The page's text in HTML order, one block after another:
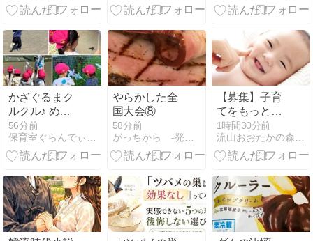
2026年11月1
定
かざぐるまク
ルクル♪ めん
こにも挑戦！
【だいち組(２
歳児）】
56分前
保育室ぐらんでぃーるのお話
やらかした全
国大会⑧
58分前
がっちから -発達障害の息子-
【募集】子育
てをもっと楽
しみたいママ
へ♡ベビーマ
ッサージ初回
ートレッスン
1時間30分前
流山おおたかの森ベビマ・サインふわほっぺ